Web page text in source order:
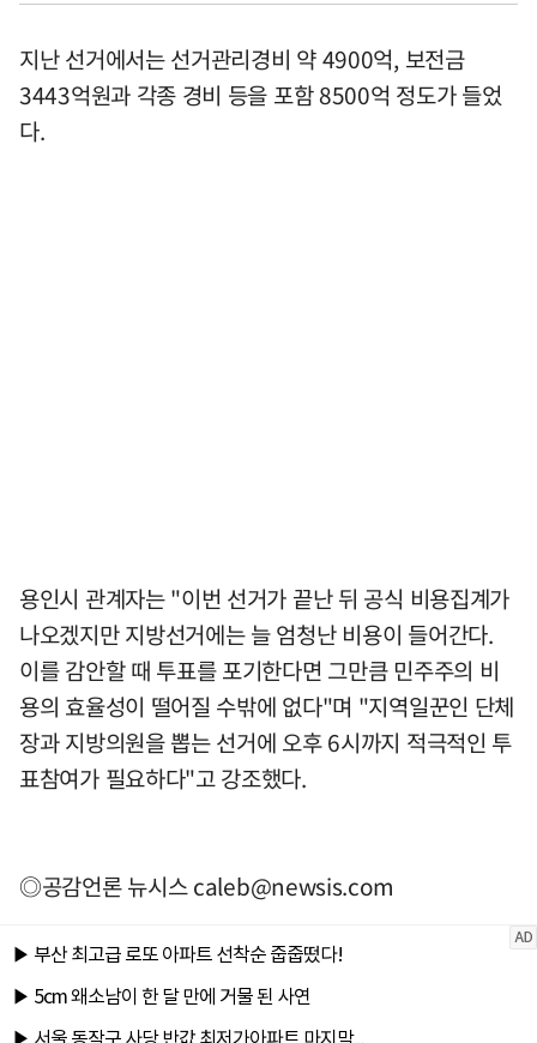
지난 선거에서는 선거관리경비 약 4900억, 보전금
3443억원과 각종 경비 등을 포함 8500억 정도가 들었
다.
용인시 관계자는 "이번 선거가 끝난 뒤 공식 비용집계가
나오겠지만 지방선거에는 늘 엄청난 비용이 들어간다.
이를 감안할 때 투표를 포기한다면 그만큼 민주주의 비
용의 효율성이 떨어질 수밖에 없다"며 "지역일꾼인 단체
장과 지방의원을 뽑는 선거에 오후 6시까지 적극적인 투
표참여가 필요하다"고 강조했다.
◎공감언론 뉴시스caleb@newsis.com